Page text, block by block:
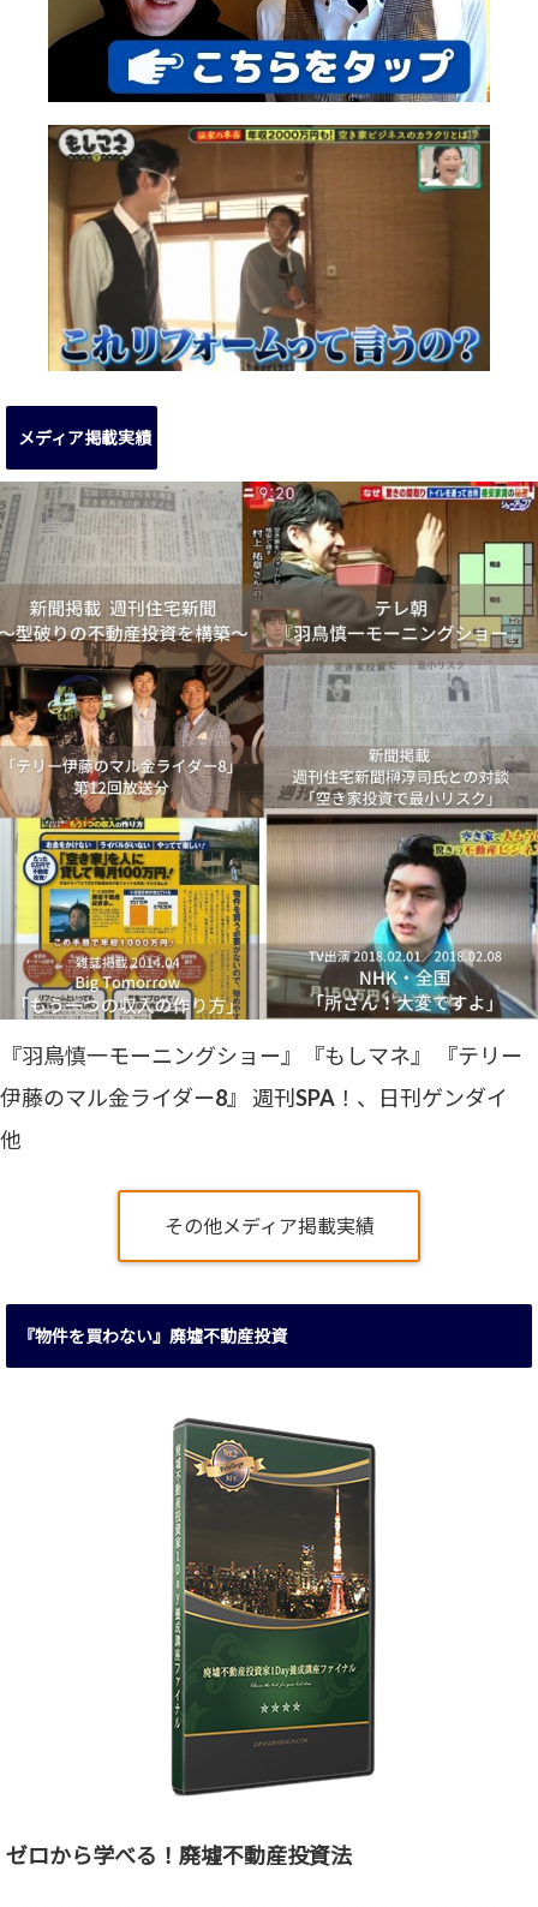
メディア掲載実績
『羽鳥慎一モーニングショー』『もしマネ』 『テリー
伊藤のマル金ライダー8』 週刊SPA！、日刊ゲンダイ
他
その他メディア掲載実績
『物件を買わない』廃墟不動産投資
ゼロから学べる！廃墟不動産投資法